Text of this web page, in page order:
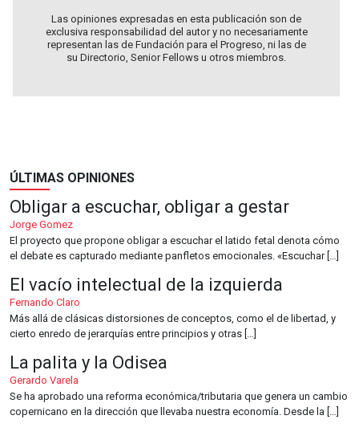
Las opiniones expresadas en esta publicación son de
exclusiva responsabilidad del autor y no necesariamente
representan las de Fundación para el Progreso, ni las de
su Directorio, Senior Fellows u otros miembros.
ÚLTIMAS OPINIONES
Obligar a escuchar, obligar a gestar
Jorge Gomez
El proyecto que propone obligar a escuchar el latido fetal denota cómo
el debate es capturado mediante panfletos emocionales. «Escuchar […]
El vacío intelectual de la izquierda
Fernando Claro
Más allá de clásicas distorsiones de conceptos, como el de libertad, y
cierto enredo de jerarquías entre principios y otras […]
La palita y la Odisea
Gerardo Varela
Se ha aprobado una reforma económica/tributaria que genera un cambio
copernicano en la dirección que llevaba nuestra economía. Desde la […]